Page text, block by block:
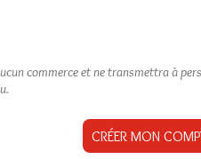
commerce et ne transmettra à
CRÉER MON